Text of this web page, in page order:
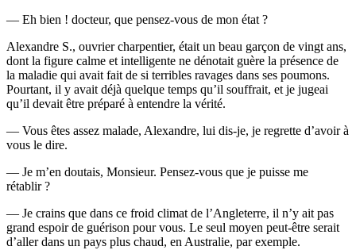
— Eh bien ! docteur, que pensez-vous de mon état ?
Alexandre S., ouvrier charpentier, était un beau garçon de vingt ans,
dont la figure calme et intelligente ne dénotait guère la présence de
la maladie qui avait fait de si terribles ravages dans ses poumons.
Pourtant, il y avait déjà quelque temps qu’il souffrait, et je jugeai
qu’il devait être préparé à entendre la vérité.
— Vous êtes assez malade, Alexandre, lui dis-je, je regrette d’avoir à
vous le dire.
— Je m’en doutais, Monsieur. Pensez-vous que je puisse me
rétablir ?
— Je crains que dans ce froid climat de l’Angleterre, il n’y ait pas
grand espoir de guérison pour vous. Le seul moyen peut-être serait
d’aller dans un pays plus chaud, en Australie, par exemple.